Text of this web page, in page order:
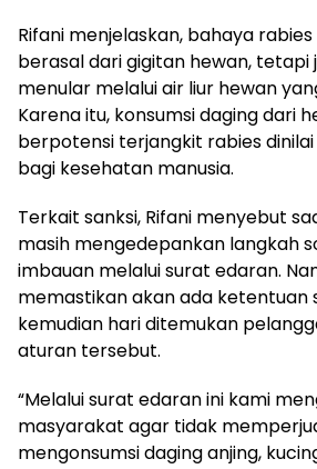
Rifani menjelaskan, bahaya
berasal dari gigitan hewan, tetapi
menular melalui air liur hewan
Karena itu, konsumsi daging dari
berpotensi terjangkit rabies
bagi kesehatan manusia.
Terkait sanksi, Rifani menyebut
masih mengedepankan langkah
imbauan melalui surat edaran.
memastikan akan ada ketentuan
kemudian hari ditemukan
aturan tersebut.
“Melalui surat edaran ini kami
masyarakat agar tidak
mengonsumsi daging anjing,